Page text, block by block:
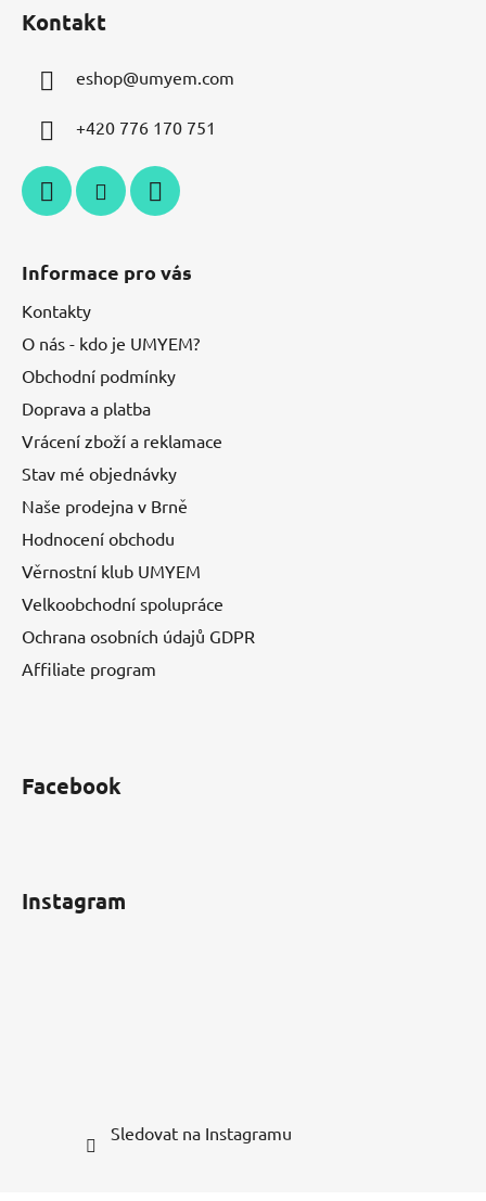
Kontakt
eshop@umyem.com
+420 776 170 751
Informace pro vás
Kontakty
O nás - kdo je UMYEM?
Obchodní podmínky
Doprava a platba
Vrácení zboží a reklamace
Stav mé objednávky
Naše prodejna v Brně
Hodnocení obchodu
Věrnostní klub UMYEM
Velkoobchodní spolupráce
Ochrana osobních údajů GDPR
Affiliate program
Facebook
Instagram
Sledovat na Instagramu